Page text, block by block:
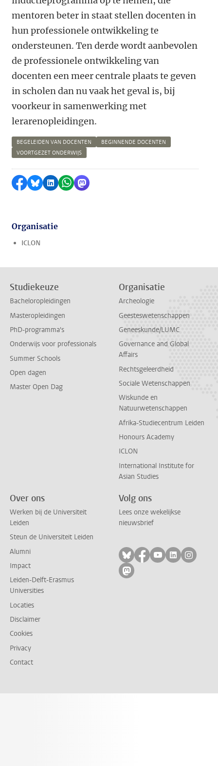
mentoren beter in staat stellen docenten in
hun professionele ontwikkeling te
ondersteunen. Ten derde wordt aanbevolen
de professionele ontwikkeling van
docenten een meer centrale plaats te geven
in scholen dan nu vaak het geval is, bij
voorkeur in samenwerking met
lerarenopleidingen.
BEGELEIDEN VAN DOCENTEN
BEGINNENDE DOCENTEN
VOORTGEZET ONDERWIJS
Delen op Facebook
Delen via Bluesky
Delen op LinkedIn
Delen via WhatsApp
Delen via Mastodon
Organisatie
ICLON
Studiekeuze
Bacheloropleidingen
Masteropleidingen
PhD-programma's
Onderwijs voor professionals
Summer Schools
Open dagen
Master Open Dag
Organisatie
Archeologie
Geesteswetenschappen
Geneeskunde/LUMC
Governance and Global
Affairs
Rechtsgeleerdheid
Sociale Wetenschappen
Wiskunde en
Natuurwetenschappen
Afrika-Studiecentrum Leiden
Honours Academy
ICLON
International Institute for
Asian Studies
Over ons
Werken bij de Universiteit
Leiden
Steun de Universiteit Leiden
Alumni
Impact
Leiden-Delft-Erasmus
Universities
Locaties
Disclaimer
Cookies
Privacy
Contact
Volg ons
Lees onze wekelijkse
nieuwsbrief
Volg ons op bluesky
Volg ons op
Volg ons op
Volg ons
Volg
Volg ons op mastodon